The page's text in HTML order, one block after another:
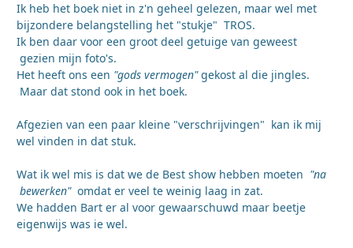
Ik heb het boek niet in z'n geheel gelezen, maar wel met
bijzondere belangstelling het "stukje" TROS.
Ik ben daar voor een groot deel getuige van geweest
gezien mijn foto's.
Het heeft ons een "gods vermogen"gekost al die jingles.
Maar dat stond ook in het boek.
Afgezien van een paar kleine "verschrijvingen" kan ik mij
wel vinden in dat stuk.
Wat ik wel mis is dat we de Best show hebben moeten "na
bewerken"omdat er veel te weinig laag in zat.
We hadden Bart er al voor gewaarschuwd maar beetje
eigenwijs was ie wel.